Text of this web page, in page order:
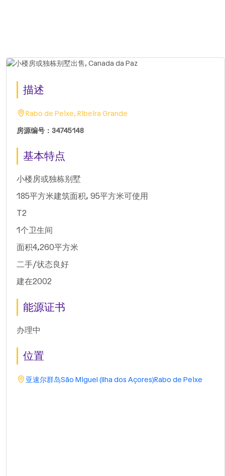
描述
Rabo de Peixe, Ribeira Grande
房源编号：34745148
基本特点
小楼房或独栋别墅
185平方米建筑面积, 95平方米可使用
T2
1个卫生间
面积4,260平方米
二手/状态良好
建在2002
能源证书
办理中
位置
亚速尔群岛São Miguel (Ilha dos Açores)Rabo de Peixe